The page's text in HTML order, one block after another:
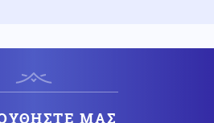
τη Σαουδική Αραβία την
06.08.2026 - 22:59ΜΑΣ